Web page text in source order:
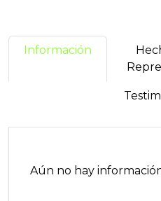
Información
Aún no hay